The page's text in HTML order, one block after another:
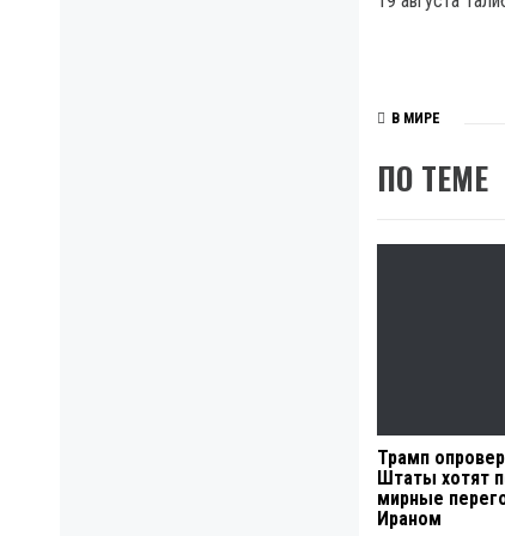
В МИРЕ
ПО ТЕМЕ
Трамп
Штаты хотят
мирные
Ираном